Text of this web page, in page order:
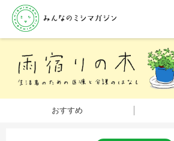
おすすめ